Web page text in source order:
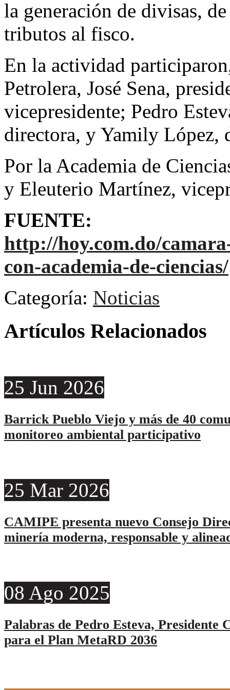
la generación de divisas,
tributos al fisco.
En la actividad
Petrolera, José Sena,
vicepresidente; Pedro
directora, y Yamily López,
Por la Academia de
y Eleuterio Martínez,
FUENTE:
http://hoy.com.do/
con-academia-de-ciencias/
Categoría: Noticias
Artículos Relacionados
25 Jun 2026
Barrick Pueblo Viejo y más de 40
monitoreo ambiental participativo
25 Mar 2026
CAMIPE presenta nuevo Consejo
minería moderna, responsable y
08 Ago 2025
Palabras de Pedro Esteva, Presidente
para el Plan MetaRD 2036